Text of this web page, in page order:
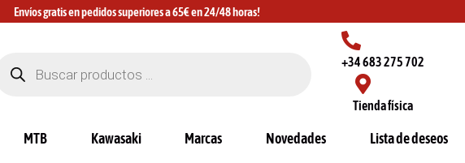
Envíos gratis en pedidos superiores a 65€ en 24/48 horas!
productos
+34 683 275 702
Tienda física
MTB Kawasaki Marcas Novedades Lista de deseos